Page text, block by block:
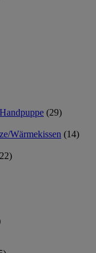
(29)
Wärmekissen (14)